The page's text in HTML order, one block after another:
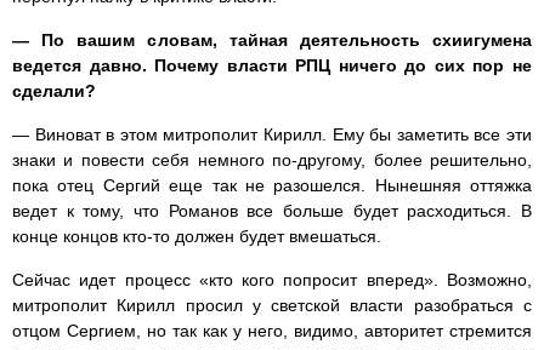
— По вашим словам, тайная деятельность схиигумена
ведется давно. Почему власти РПЦ ничего до сих пор не
сделали?
— Виноват в этом митрополит Кирилл. Ему бы заметить все эти
знаки и повести себя немного по-другому, более решительно,
пока отец Сергий еще так не разошелся. Нынешняя оттяжка
ведет к тому, что Романов все больше будет расходиться. В
конце концов кто-то должен будет вмешаться.
Сейчас идет процесс «кто кого попросит вперед». Возможно,
митрополит Кирилл просил у светской власти разобраться с
отцом Сергием, но так как у него, видимо, авторитет стремится